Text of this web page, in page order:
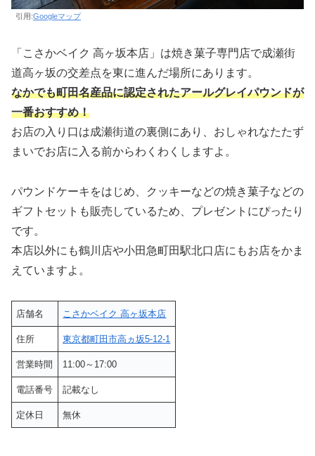
引用:Googleマップ
「こさかベイク 高ヶ坂本店」は焼き菓子専門店で成瀬街
道高ヶ坂の交差点を東に進んだ場所にあります。
なかでも町田名産品に認定されたアールグレイパウンドが
一番おすすめ！
お店の入り口は成瀬街道の裏側にあり、おしゃれなたたず
まいでお店に入る前からわくわくしますよ。
パウンドケーキをはじめ、クッキーなどの焼き菓子などの
ギフトセットも販売しているため、プレゼントにぴったり
です。
本店以外にも鶴川店や小田急町田駅北口店にもお店をかま
えていますよ。
店舗名 こさかベイク 高ヶ坂本店
住所 東京都町田市高ヵ坂5-12-1
営業時間 11:00～17:00
電話番号 記載なし
定休日 無休